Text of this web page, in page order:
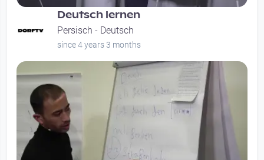
Deutsch lernen
Persisch - Deutsch
since 4 years 3 months